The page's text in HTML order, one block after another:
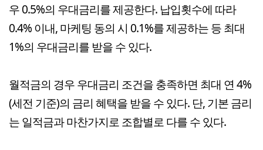
우 0.5%의 우대금리를 제공한다. 납입횟수에 따라
0.4% 이내, 마케팅 동의 시 0.1%를 제공하는 등 최대
1%의 우대금리를 받을 수 있다.
월적금의 경우 우대금리 조건을 충족하면 최대 연 4%
(세전 기준)의 금리 혜택을 받을 수 있다. 단, 기본 금리
는 일적금과 마찬가지로 조합별로 다를 수 있다.